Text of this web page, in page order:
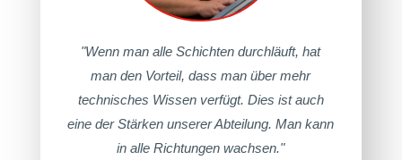
"Wenn man alle Schichten durchläuft, hat
man den Vorteil, dass man über mehr
technisches Wissen verfügt. Dies ist auch
eine der Stärken unserer Abteilung. Man kann
in alle Richtungen wachsen."